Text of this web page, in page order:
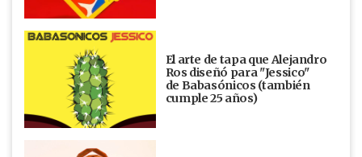
El arte de tapa que Alejandro
Ros diseñó para "Jessico"
de Babasónicos (también
cumple 25 años)